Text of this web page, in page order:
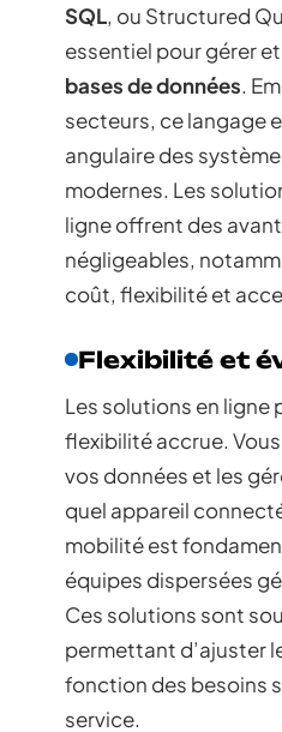
SQL, ou Structured
essentiel pour gérer
bases de données.
secteurs, ce langage
angulaire des
modernes. Les
ligne offrent des
négligeables,
coût, flexibilité et
Flexibilité et
Les solutions en ligne
flexibilité accrue.
vos données et les
quel appareil
mobilité est
équipes dispersées
Ces solutions sont
permettant d’ajuster
fonction des besoins
service.